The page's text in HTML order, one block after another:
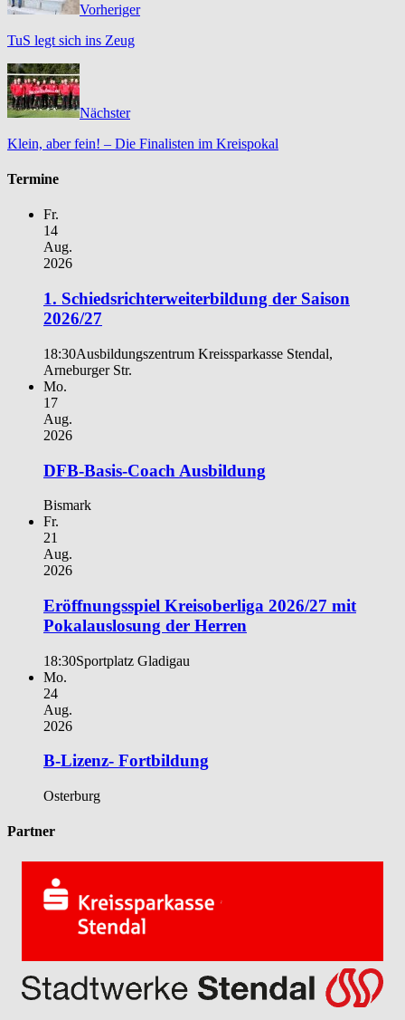
Vorheriger
TuS legt sich ins Zeug
Nächster
Klein, aber fein! – Die Finalisten im Kreispokal
Termine
Fr.
14
Aug.
2026
1. Schiedsrichterweiterbildung der Saison
2026/27
18:30Ausbildungszentrum Kreissparkasse Stendal,
Arneburger Str.
Mo.
17
Aug.
2026
DFB-Basis-Coach Ausbildung
Bismark
Fr.
21
Aug.
2026
Eröffnungsspiel Kreisoberliga 2026/27 mit
Pokalauslosung der Herren
18:30Sportplatz Gladigau
Mo.
24
Aug.
2026
B-Lizenz- Fortbildung
Osterburg
Partner